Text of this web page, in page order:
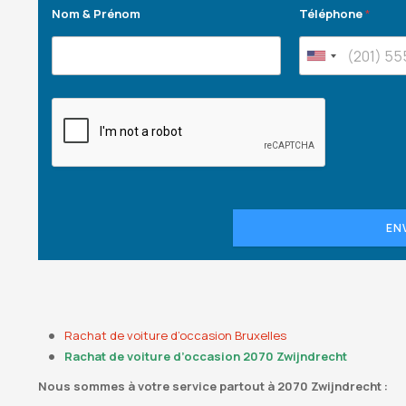
Nom & Prénom Téléphone*
Rachat de voiture d’occasion Bruxelles
Rachat de voiture d’occasion 2070 Zwijndrecht
Nous sommes à votre service partout à 2070 Zwijndrecht :